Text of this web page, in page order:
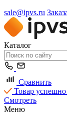
sale@ipvs.ru
Каталог
Сравнить
Товар успешно
Смотреть
Меню